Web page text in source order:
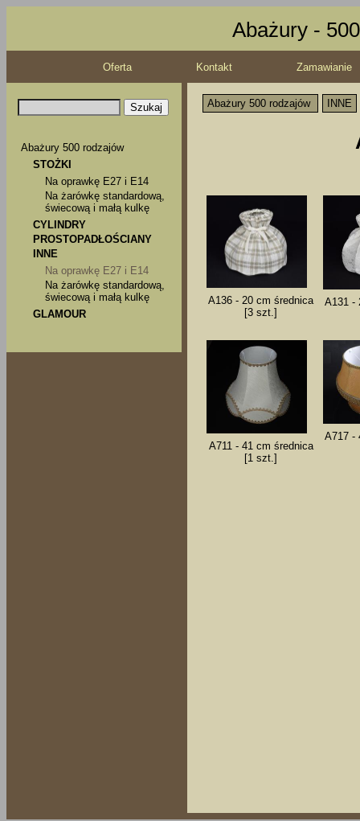
Abażury -
Oferta Kontakt Zamawianie
Abażury 500 rodzajów
STOŻKI
Na oprawkę E27 i E14
Na żarówkę standardową,
świecową i małą kulkę
CYLINDRY
PROSTOPADŁOŚCIANY
INNE
Na oprawkę E27 i E14
Na żarówkę standardową,
świecową i małą kulkę
GLAMOUR
Abażury 500 rodzajów INNE
A136 - 20 cm średnica
[3 szt.]
A131 -
A711 - 41 cm średnica
[1 szt.]
A717 -